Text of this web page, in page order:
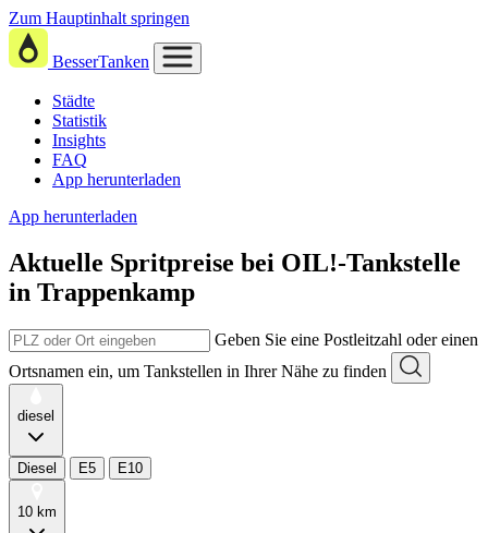
Zum Hauptinhalt springen
BesserTanken
Städte
Statistik
Insights
FAQ
App herunterladen
App herunterladen
Aktuelle Spritpreise bei OIL!-Tankstelle
in Trappenkamp
Geben Sie eine Postleitzahl oder einen
Ortsnamen ein, um Tankstellen in Ihrer Nähe zu finden
diesel
Diesel E5 E10
10 km